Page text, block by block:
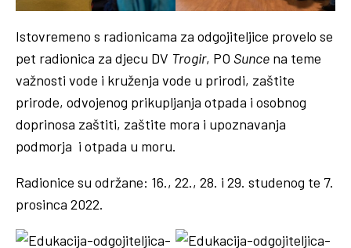
Istovremeno s radionicama za odgojiteljice provelo se
pet radionica za djecu DV Trogir, PO Sunce na teme
važnosti vode i kruženja vode u prirodi, zaštite
prirode, odvojenog prikupljanja otpada i osobnog
doprinosa zaštiti, zaštite mora i upoznavanja
podmorja i otpada u moru.
Radionice su održane: 16., 22., 28. i 29. studenog te 7.
prosinca 2022.